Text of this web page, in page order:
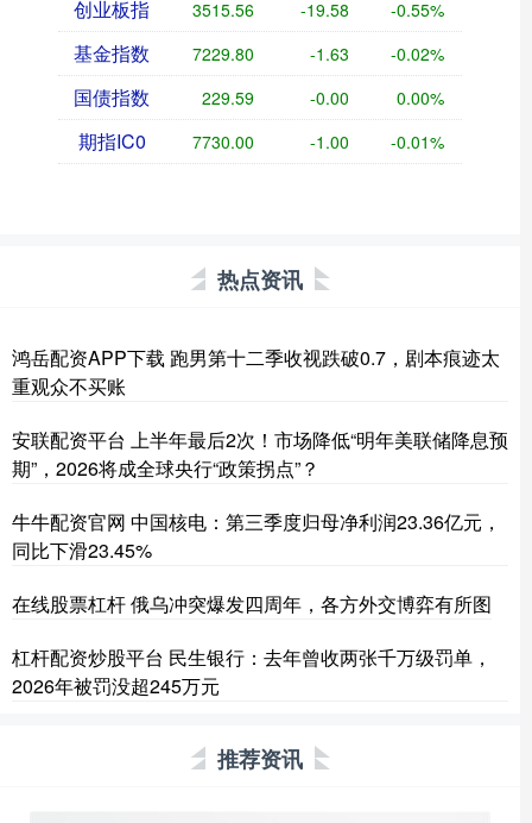
创业板指 3515.56 -19.58 -0.55%
基金指数 7229.80 -1.63 -0.02%
国债指数 229.59 -0.00 0.00%
期指IC0 7730.00 -1.00 -0.01%
热点资讯
鸿岳配资APP下载 跑男第十二季收视跌破0.7，剧本痕迹太
重观众不买账
安联配资平台 上半年最后2次！市场降低“明年美联储降息预
期”，2026将成全球央行“政策拐点”？
牛牛配资官网 中国核电：第三季度归母净利润23.36亿元，
同比下滑23.45%
在线股票杠杆 俄乌冲突爆发四周年，各方外交博弈有所图
杠杆配资炒股平台 民生银行：去年曾收两张千万级罚单，
2026年被罚没超245万元
推荐资讯